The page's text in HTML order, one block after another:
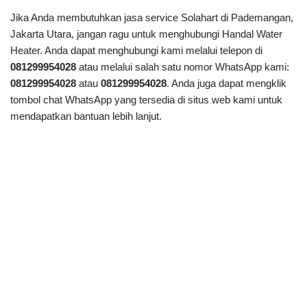
Jika Anda membutuhkan jasa service Solahart di Pademangan,
Jakarta Utara, jangan ragu untuk menghubungi Handal Water
Heater. Anda dapat menghubungi kami melalui telepon di
081299954028 atau melalui salah satu nomor WhatsApp kami:
081299954028 atau 081299954028. Anda juga dapat mengklik
tombol chat WhatsApp yang tersedia di situs web kami untuk
mendapatkan bantuan lebih lanjut.